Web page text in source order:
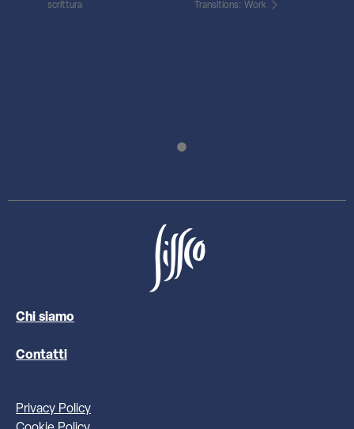
scrittura Transitions: Work
Chi siamo
Contatti
Privacy Policy